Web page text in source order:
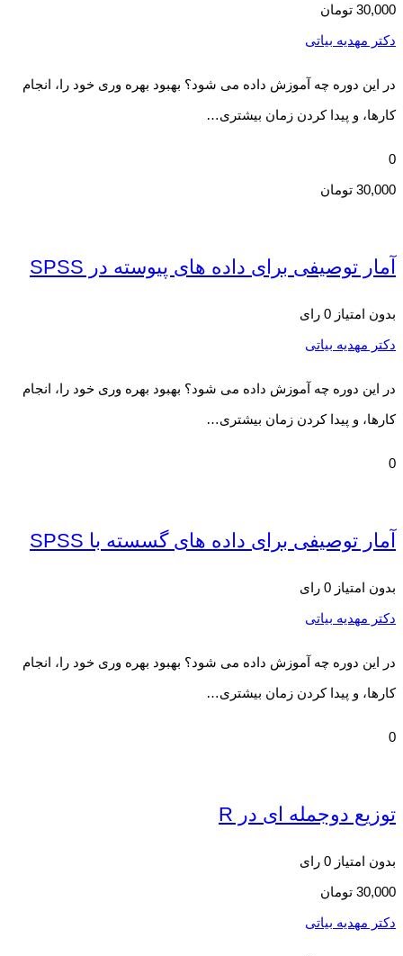
30,000 تومان
دکتر مهدیه بیاتی
در این دوره چه آموزش داده می شود؟ بهبود بهره وری خود را، انجام
کارها، و پیدا کردن زمان بیشتری…
0
30,000 تومان
آمار توصیفی برای داده های پیوسته در SPSS
بدون امتیاز 0 رای
دکتر مهدیه بیاتی
در این دوره چه آموزش داده می شود؟ بهبود بهره وری خود را، انجام
کارها، و پیدا کردن زمان بیشتری…
0
آمار توصیفی برای داده های گسسته با SPSS
بدون امتیاز 0 رای
دکتر مهدیه بیاتی
در این دوره چه آموزش داده می شود؟ بهبود بهره وری خود را، انجام
کارها، و پیدا کردن زمان بیشتری…
0
توزیع دوجمله ای در R
بدون امتیاز 0 رای
30,000 تومان
دکتر مهدیه بیاتی